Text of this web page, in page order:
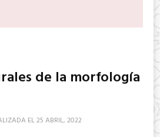
de la morfología
EL25 ABRIL, 2022